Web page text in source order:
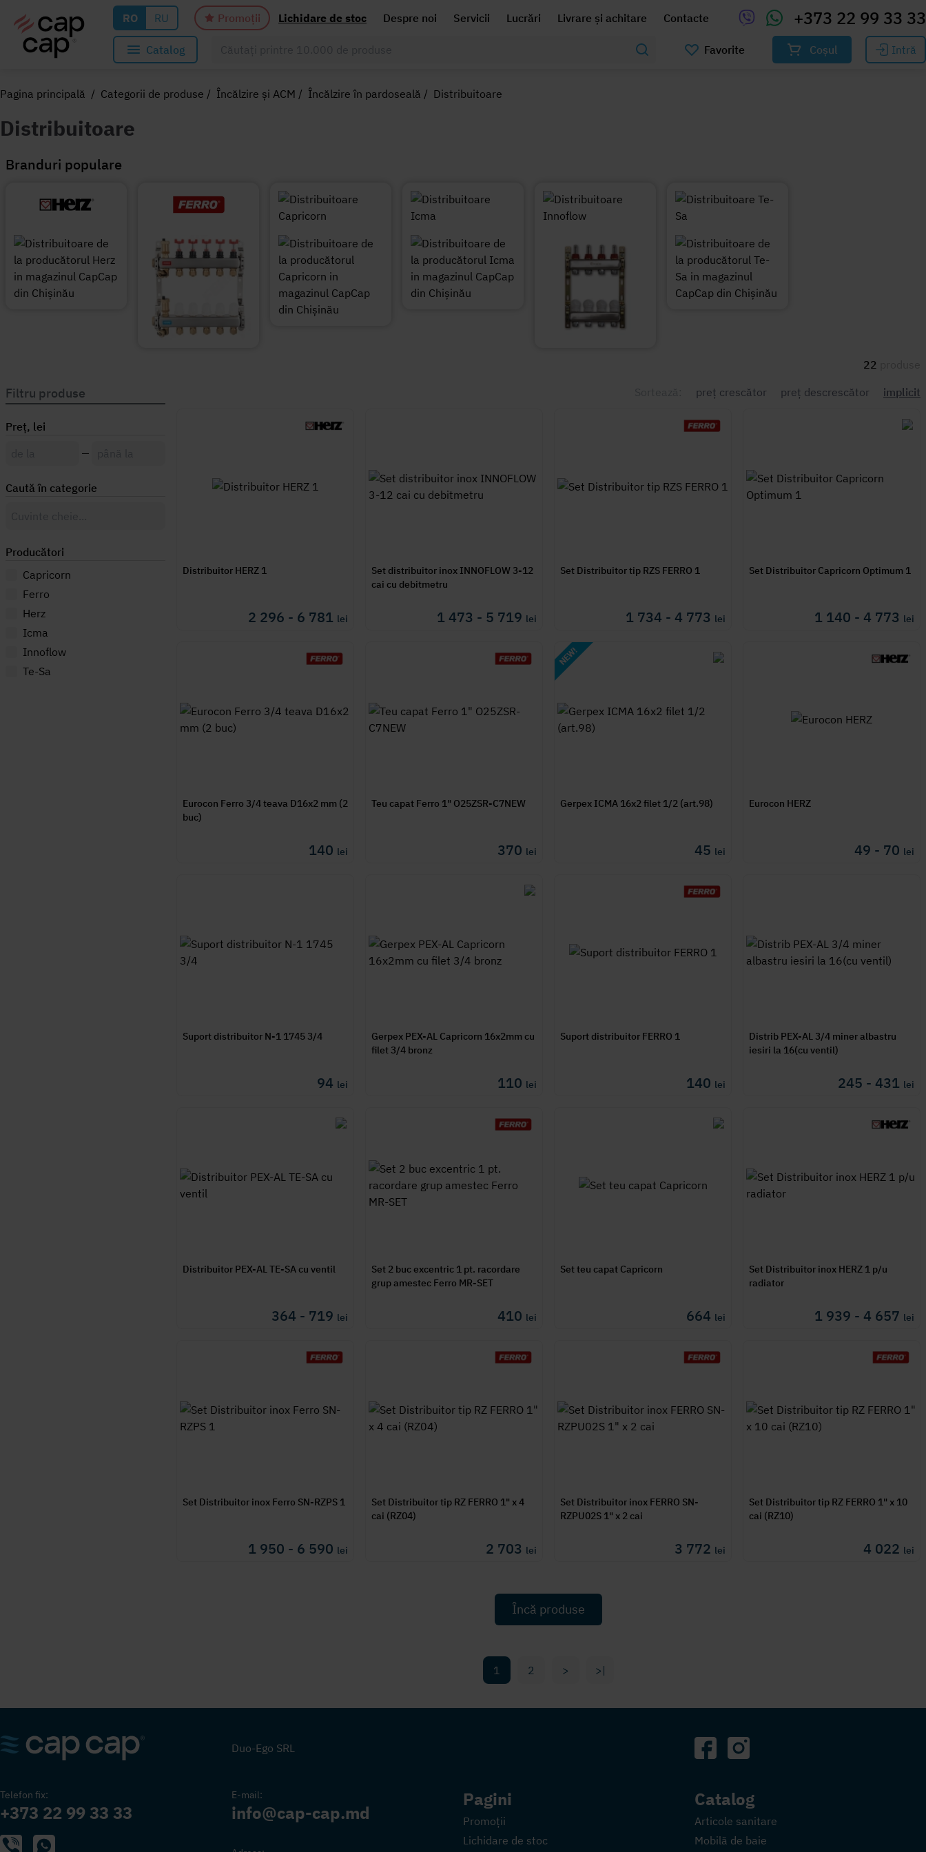
RO RU Promoții Lichidare de stoc Despre noi Servicii Lucrări Livrare și achitare Contacte +373 22 99 33 33
Catalog Favorite Coșul Intră
Pagina principală / Categorii de produse / Încălzire și ACM / Încălzire în pardoseală / Distribuitoare
Distribuitoare
Branduri populare
22
Filtru produse
Preț, lei
Caută în categorie
Producători
Capricorn
Ferro
Herz
Icma
Innoflow
Te-Sa
preț crescător preț descrescător implicit
Distribuitor HERZ 1
2 296 - 6 781 lei
Set distribuitor inox INNOFLOW 3-12
cai cu debitmetru
1 473 - 5 719 lei
Set Distribuitor tip RZS FERRO 1
1 734 - 4 773 lei
Set Distribuitor Capricorn Optimum 1
1 140 - 4 773 lei
Eurocon Ferro 3/4 teava D16x2 mm (2
buc)
140 lei
Teu capat Ferro 1" O25ZSR-C7NEW
370 lei
Gerpex ICMA 16x2 filet 1/2 (art.98)
45 lei
Eurocon HERZ
49 - 70 lei
Suport distribuitor N-1 1745 3/4
94 lei
Gerpex PEX-AL Capricorn 16x2mm cu
filet 3/4 bronz
110 lei
Suport distribuitor FERRO 1
140 lei
Distrib PEX-AL 3/4 miner albastru
iesiri la 16(cu ventil)
245 - 431 lei
Distribuitor PEX-AL TE-SA cu ventil
364 - 719 lei
Set 2 buc excentric 1 pt. racordare
grup amestec Ferro MR-SET
410 lei
Set teu capat Capricorn
664 lei
Set Distribuitor inox HERZ 1 p/u
radiator
1 939 - 4 657 lei
Set Distribuitor inox Ferro SN-RZPS 1
1 950 - 6 590 lei
Set Distribuitor tip RZ FERRO 1" x 4
cai (RZ04)
2 703 lei
Set Distribuitor inox FERRO SN-
RZPU02S 1" x 2 cai
3 772 lei
Set Distribuitor tip RZ FERRO 1" x 10
cai (RZ10)
4 022 lei
Încă produse
1 2 > >|
Duo-Ego SRL
Telefon fix:
+373 22 99 33 33
E-mail:
info@cap-cap.md
Pagini
Promoții
Lichidare de stoc
Catalog
Articole sanitare
Mobilă de baie